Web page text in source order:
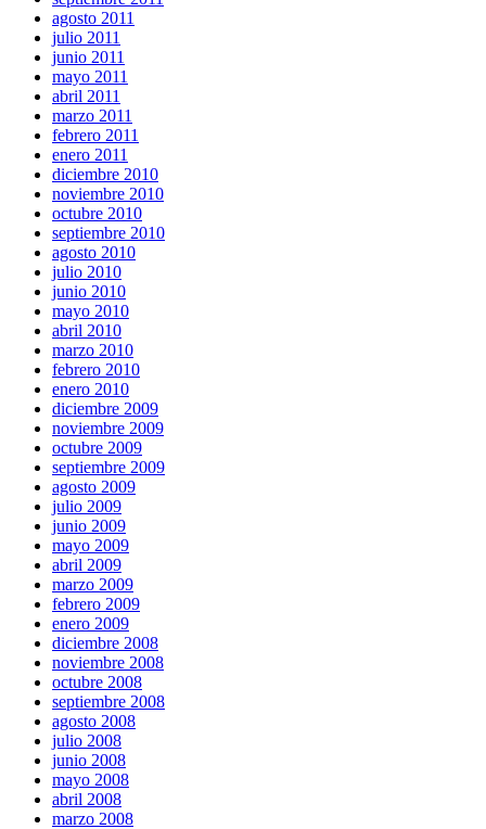
agosto 2011
julio 2011
junio 2011
mayo 2011
abril 2011
marzo 2011
febrero 2011
enero 2011
diciembre 2010
noviembre 2010
octubre 2010
septiembre 2010
agosto 2010
julio 2010
junio 2010
mayo 2010
abril 2010
marzo 2010
febrero 2010
enero 2010
diciembre 2009
noviembre 2009
octubre 2009
septiembre 2009
agosto 2009
julio 2009
junio 2009
mayo 2009
abril 2009
marzo 2009
febrero 2009
enero 2009
diciembre 2008
noviembre 2008
octubre 2008
septiembre 2008
agosto 2008
julio 2008
junio 2008
mayo 2008
abril 2008
marzo 2008